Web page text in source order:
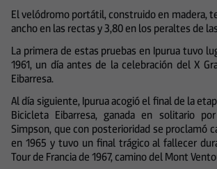
El velódromo portátil, construido en madera,
ancho en las rectas y 3,80 en los peraltes de
La primera de estas pruebas en Ipurua tuvo
1961, un día antes de la celebración del X
Eibarresa.
Al día siguiente, Ipurua acogió el final de la
Bicicleta Eibarresa, ganada en solitario
Simpson, que con posterioridad se proclamó
en 1965 y tuvo un final trágico al fallecer
Tour de Francia de 1967, camino del Mont